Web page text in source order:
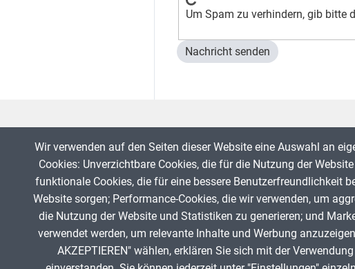
Um Spam zu verhindern, gib bitte
Fußzeile
Wir verwenden auf den Seiten dieser Website eine Auswahl an
Cookies: Unverzichtbare Cookies, die für die Nutzung der
funktionale Cookies, die für eine bessere Benutzerfreundlichkeit
Website sorgen; Performance-Cookies, die wir verwenden, um
die Nutzung der Website und Statistiken zu generieren; und
verwendet werden, um relevante Inhalte und Werbung
AKZEPTIEREN" wählen, erklären Sie sich mit der